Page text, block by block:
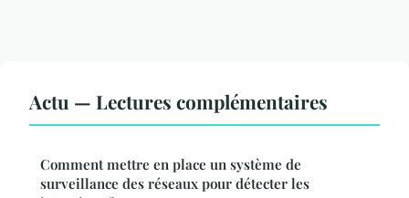
Actu — Lectures complémentaires
Comment mettre en place un système de
surveillance des réseaux pour détecter les